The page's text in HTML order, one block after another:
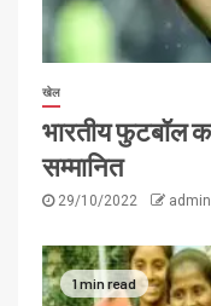
खेल
भारतीय फुटबॉल
सम्मानित
29/10/2022 admin
1 min read